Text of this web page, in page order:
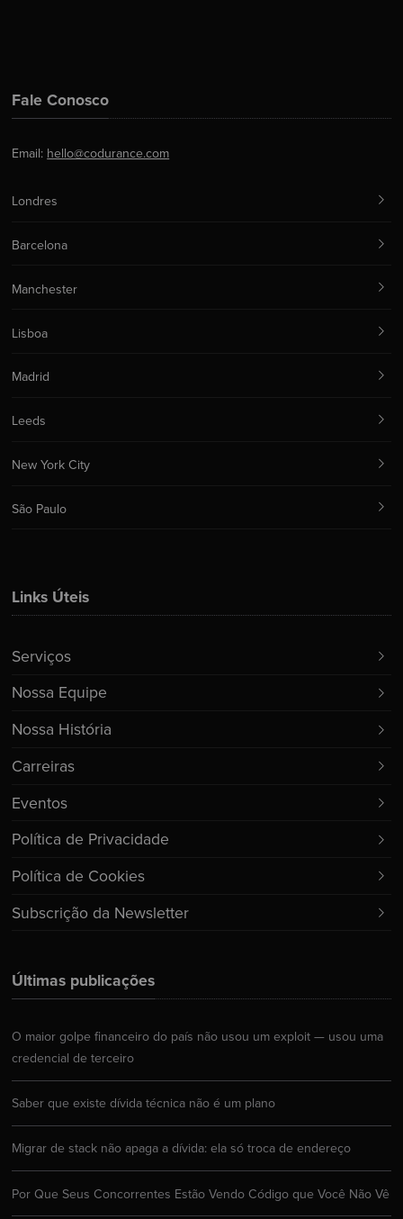
Últimas publicações
O maior golpe financeiro do país não usou um exploit — usou uma
credencial de terceiro
Saber que existe dívida técnica não é um plano
Migrar de stack não apaga a dívida: ela só troca de endereço
Por Que Seus Concorrentes Estão Vendo Código que Você Não Vê
Links Úteis
Serviços
Nossa Equipe
Nossa História
Carreiras
Eventos
Política de Privacidade
Política de Cookies
Subscrição da Newsletter
Fale Conosco
Email: hello@codurance.com
Londres
Barcelona
Manchester
Lisboa
Madrid
Leeds
New York City
São Paulo